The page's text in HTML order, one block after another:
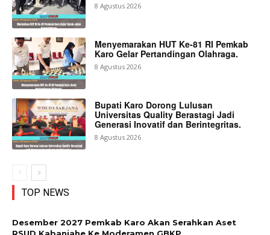
8 Agustus 2026
Menyemarakan HUT Ke-81 RI Pemkab
Karo Gelar Pertandingan Olahraga.
8 Agustus 2026
Bupati Karo Dorong Lulusan
Universitas Quality Berastagi Jadi
Generasi Inovatif dan Berintegritas.
8 Agustus 2026
TOP NEWS
Desember 2027 Pemkab Karo Akan Serahkan Aset